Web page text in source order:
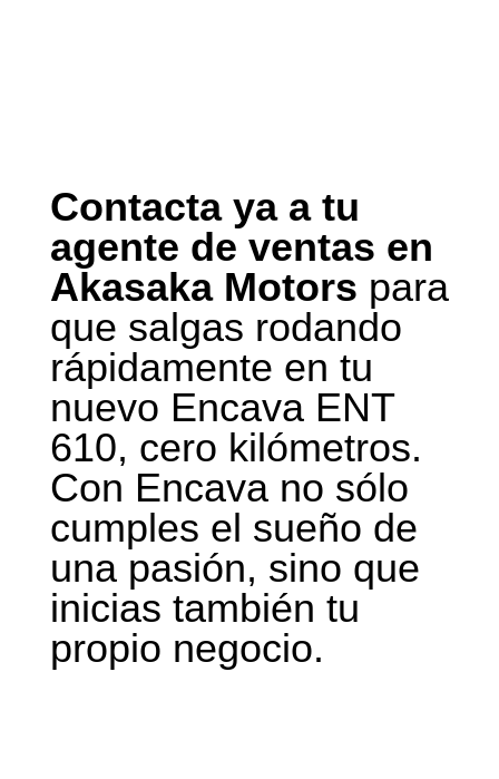
Contacta ya a tu
agente de ventas en
Akasaka Motors para
que salgas rodando
rápidamente en tu
nuevo Encava ENT
610, cero kilómetros.
Con Encava no sólo
cumples el sueño de
una pasión, sino que
inicias también tu
propio negocio.